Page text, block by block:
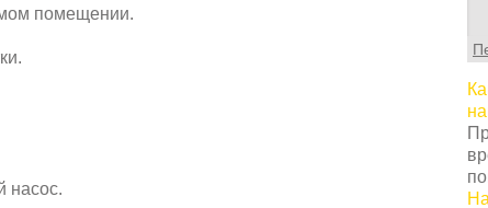
помещении.
насос.